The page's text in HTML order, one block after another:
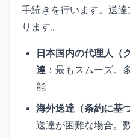
手続きを行います。送
ります。
日本国内の代理人（
達 ：最もスムーズ。
能
海外送達（条約に基
送達が困難な場合。